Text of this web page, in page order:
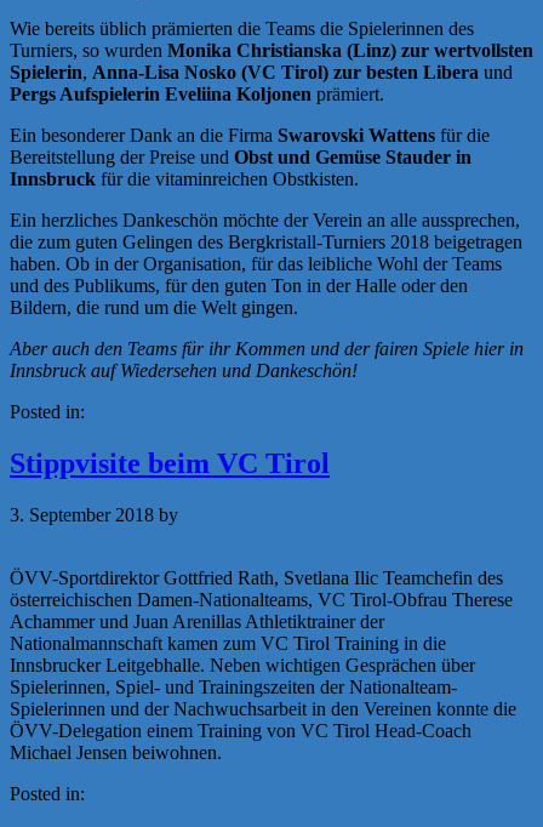
Wie bereits üblich prämierten die Teams die Spielerinnen des
Turniers, so wurden Monika Christianska (Linz) zur wertvollsten
Spielerin, Anna-Lisa Nosko (VC Tirol) zur besten Libera und
Pergs Aufspielerin Eveliina Koljonen prämiert.
Ein besonderer Dank an die Firma Swarovski Wattens für die
Bereitstellung der Preise und Obst und Gemüse Stauder in
Innsbruck für die vitaminreichen Obstkisten.
Ein herzliches Dankeschön möchte der Verein an alle aussprechen,
die zum guten Gelingen des Bergkristall-Turniers 2018 beigetragen
haben. Ob in der Organisation, für das leibliche Wohl der Teams
und des Publikums, für den guten Ton in der Halle oder den
Bildern, die rund um die Welt gingen.
Aber auch den Teams für ihr Kommen und der fairen Spiele hier in
Innsbruck auf Wiedersehen und Dankeschön!
Posted in:
Stippvisite beim VC Tirol
3. September 2018 by
ÖVV-Sportdirektor Gottfried Rath, Svetlana Ilic Teamchefin des
österreichischen Damen-Nationalteams, VC Tirol-Obfrau Therese
Achammer und Juan Arenillas Athletiktrainer der
Nationalmannschaft kamen zum VC Tirol Training in die
Innsbrucker Leitgebhalle. Neben wichtigen Gesprächen über
Spielerinnen, Spiel- und Trainingszeiten der Nationalteam-
Spielerinnen und der Nachwuchsarbeit in den Vereinen konnte die
ÖVV-Delegation einem Training von VC Tirol Head-Coach
Michael Jensen beiwohnen.
Posted in: